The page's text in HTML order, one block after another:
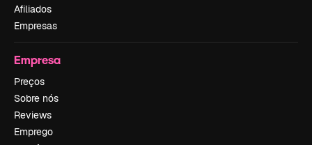
Afiliados
Empresas
Empresa
Preços
Sobre nós
Reviews
Emprego